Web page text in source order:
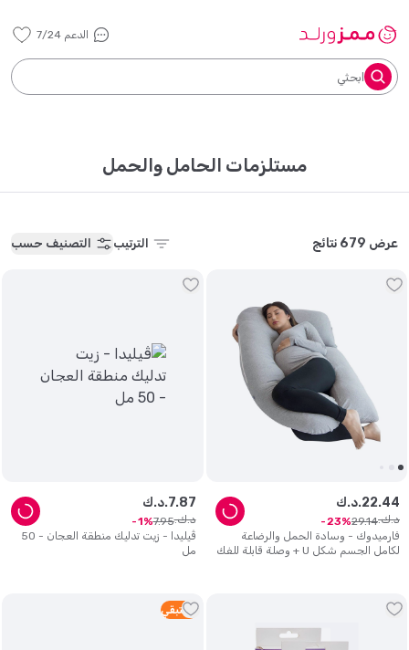
الدعم 7/24
ابحثي
مستلزمات الحامل والحمل
عرض 679 نتائج الترتيب التصنيف حسب
فارميدوك - وسادة الحمل والرضاعة
لكامل الجسم شكل U + وصلة قابلة للفك
د.ك.22.44
د.ك. 29.14
23
ڤيليدا - زيت تدليك منطقة العجان - 50
مل
د.ك.7.87
د.ك. 7.95
1
5 متبقي